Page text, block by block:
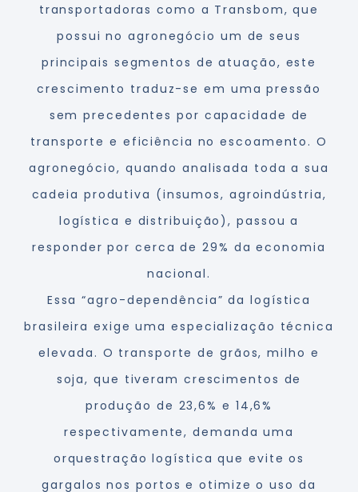
transportadoras como a Transbom, que
possui no agronegócio um de seus
principais segmentos de atuação, este
crescimento traduz-se em uma pressão
sem precedentes por capacidade de
transporte e eficiência no escoamento. O
agronegócio, quando analisada toda a sua
cadeia produtiva (insumos, agroindústria,
logística e distribuição), passou a
responder por cerca de 29% da economia
nacional.
Essa “agro-dependência” da logística
brasileira exige uma especialização técnica
elevada. O transporte de grãos, milho e
soja, que tiveram crescimentos de
produção de 23,6% e 14,6%
respectivamente, demanda uma
orquestração logística que evite os
gargalos nos portos e otimize o uso da